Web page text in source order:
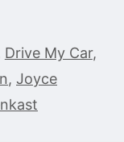
Drive My Car,
, Joyce